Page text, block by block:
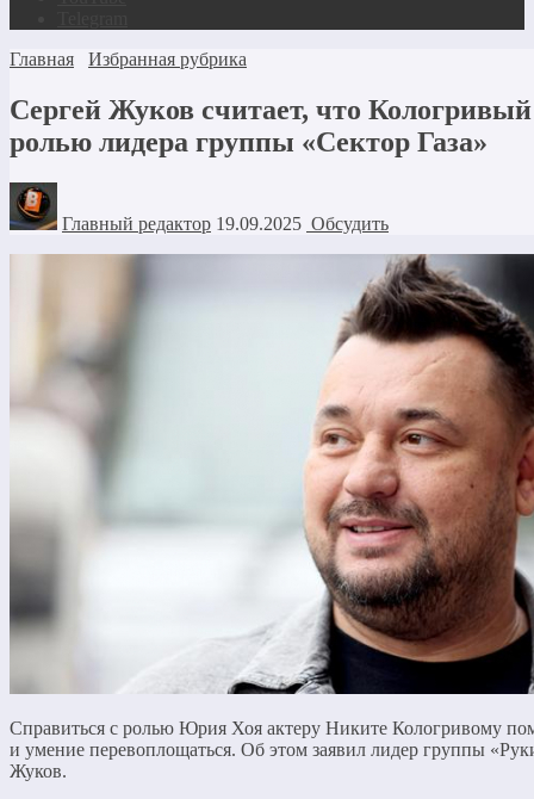
Главная
Избранная рубрика
Сергей Жуков считает, что
ролью лидера группы «Сектор Газа»
Главный редактор 19.09.2025 Обсудить
Справиться с ролью Юрия Хоя актеру Никите Кологривому
и умение перевоплощаться. Об этом заявил лидер группы
Жуков.